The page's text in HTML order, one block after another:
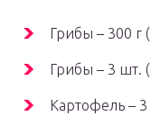
Грибы – 300 г
Грибы – 3 шт.
Картофель –